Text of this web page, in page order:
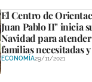
El Centro de
Juan Pablo II" inicia
Navidad para
familias necesitadas
ECONOMÍA29/11/2021